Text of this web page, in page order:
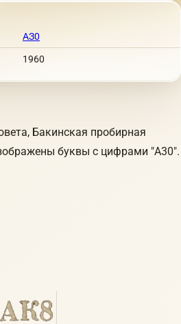
АЗ0
1960
Бакинская пробирная
буквы с цифрами "А30".